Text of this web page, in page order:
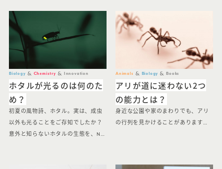
Biology Chemistry Innovation
ホタルが光るのは何のた
め？
初夏の風物詩、ホタル。実は、成虫
以外も光ることをご存知でしたか？
意外と知らないホタルの生態を、N…
Animals Biology Books
アリが道に迷わない2つ
の能力とは？
身近な公園や家のまわりでも、アリ
の行列を見かけることがあります…